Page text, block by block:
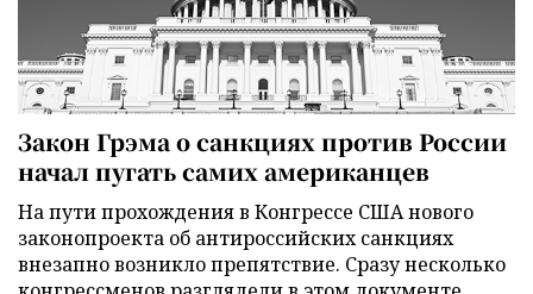
Закон Грэма о санкциях против России
начал пугать самих американцев
На пути прохождения в Конгрессе США нового
законопроекта об антироссийских санкциях
внезапно возникло препятствие. Сразу несколько